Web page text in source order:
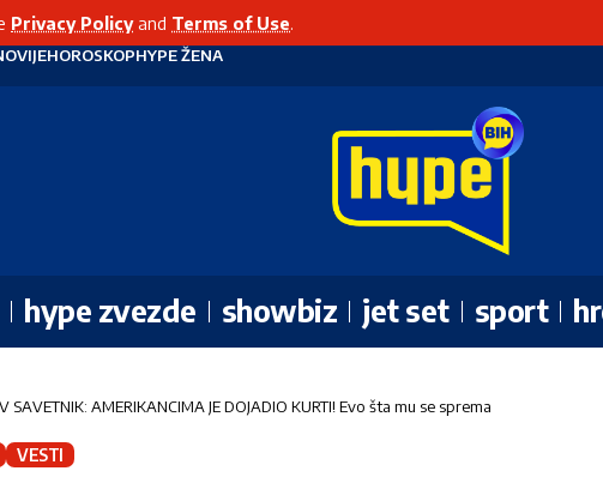
Privacy Policyand Terms of Use.
HOROSKOPHYPE ŽENA
hype zvezde showbiz jet set sport
SAVETNIK: AMERIKANCIMA JE DOJADIO KURTI! Evo šta mu se sprema
VESTI